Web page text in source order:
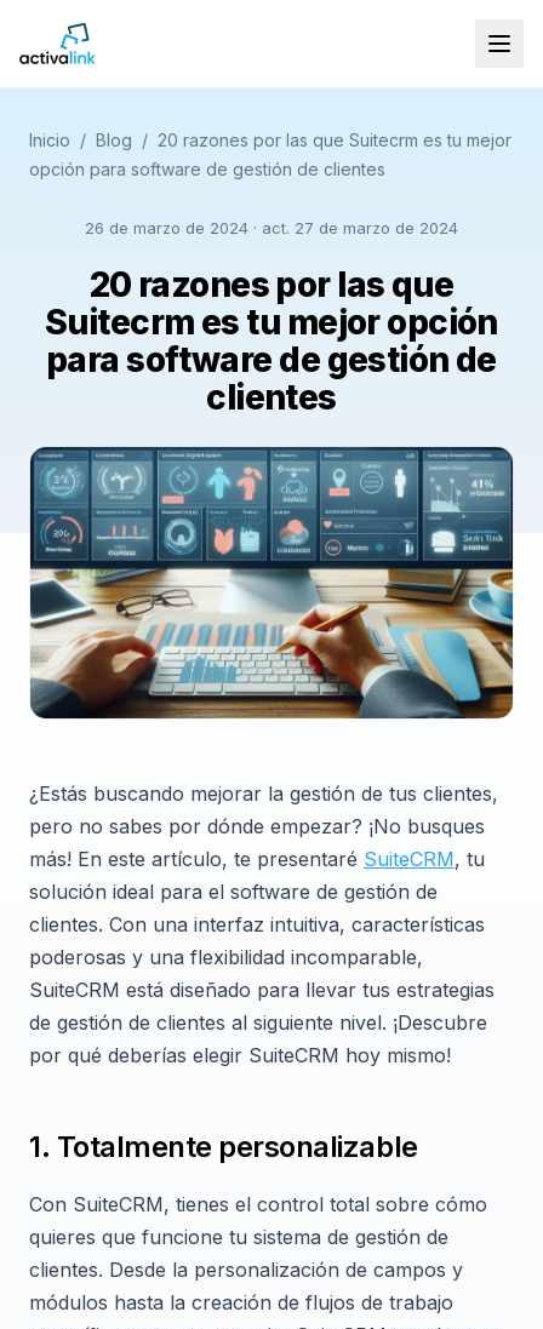
Inicio / Blog / 20 razones por las que Suitecrm es tu mejor
opción para software de gestión de clientes
26 de marzo de 2024 · act. 27 de marzo de 2024
20 razones por las que
Suitecrm es tu mejor opción
para software de gestión de
clientes
¿Estás buscando mejorar la gestión de tus clientes,
pero no sabes por dónde empezar? ¡No busques
más! En este artículo, te presentaré SuiteCRM, tu
solución ideal para el software de gestión de
clientes. Con una interfaz intuitiva, características
poderosas y una flexibilidad incomparable,
SuiteCRM está diseñado para llevar tus estrategias
de gestión de clientes al siguiente nivel. ¡Descubre
por qué deberías elegir SuiteCRM hoy mismo!
1. Totalmente personalizable
Con SuiteCRM, tienes el control total sobre cómo
quieres que funcione tu sistema de gestión de
clientes. Desde la personalización de campos y
módulos hasta la creación de flujos de trabajo